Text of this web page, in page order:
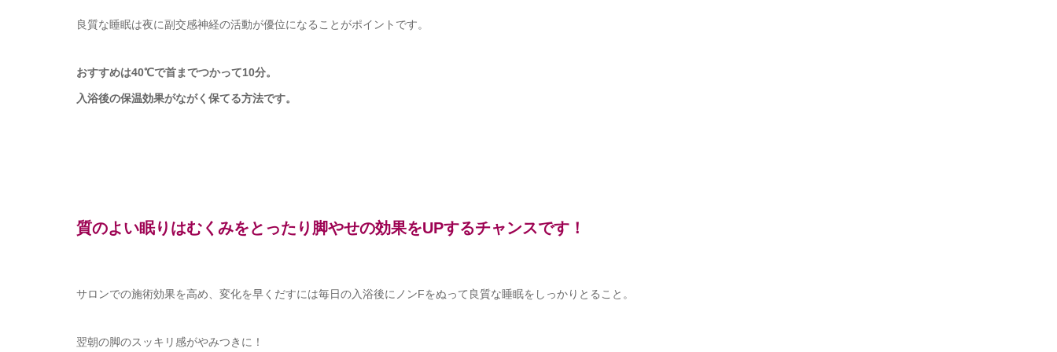
良質な睡眠は夜に副交感神経の活動が優位になることがポイントです。
おすすめは40℃で首までつかって10分。
入浴後の保温効果がながく保てる方法です。
質のよい眠りはむくみをとったり脚やせの効果をUPするチャンスです！
サロンでの施術効果を高め、変化を早くだすには毎日の入浴後にノンFをぬって良質な睡眠をしっかりとること。
翌朝の脚のスッキリ感がやみつきに！